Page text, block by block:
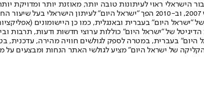
ראוי לעיתונות טובה יותר, מאוזנת יותר ומדויקת
תשלום. המהדורה המודפסת הראשונה פורסמה ב-30 ביולי 2007, וב-2010
של "ישראל היום" כוללות ערוצי חדשות ודעות, תרבות
היום" בעברית, במטרה לספק לגולשים חוויה מהירה,
של ישראל היום" מציע לגולשי האתר הנחות ומבצעים על